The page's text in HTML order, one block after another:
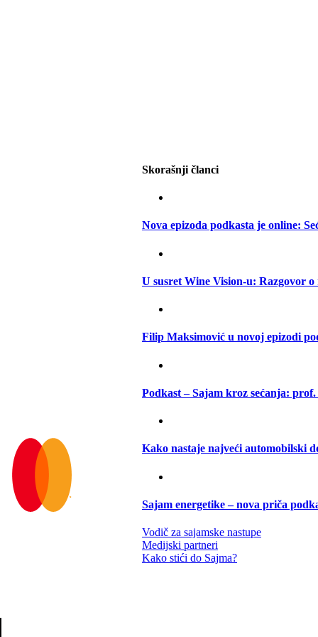
Skorašnji članci
Nova epizoda podkasta je online:
U susret Wine Vision-u: Razgovor
Filip Maksimović u novoj epizodi
Podkast – Sajam kroz sećanja:
Kako nastaje najveći automobilski
Sajam energetike – nova priča
Vodič za sajamske nastupe
Medijski partneri
Kako stići do Sajma?